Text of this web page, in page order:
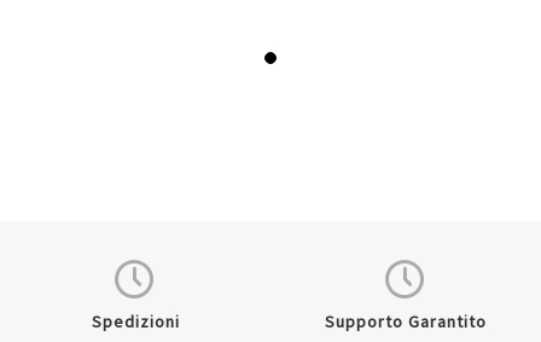
Spedizioni Supporto Garantito